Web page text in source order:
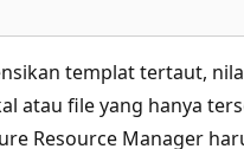
templat tertaut,
atau file yang hanya
Resource Manager